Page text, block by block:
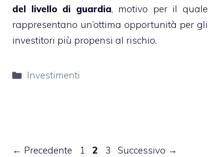
del livello di guardia, motivo per il quale
rappresentano un’ottima opportunità per gli
investitori più propensi al rischio.
Categorie
Investimenti
← Precedente Pagina
1 Pagina
2 Pagina
3 Successivo →